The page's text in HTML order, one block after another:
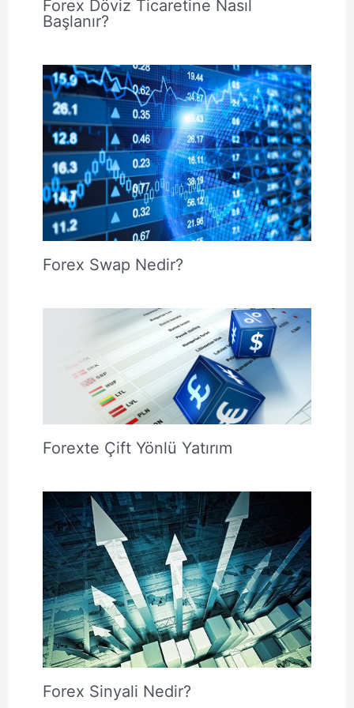
Forex Döviz Ticaretine Nasıl
Başlanır?
Forex Swap Nedir?
Forexte Çift Yönlü Yatırım
Forex Sinyali Nedir?